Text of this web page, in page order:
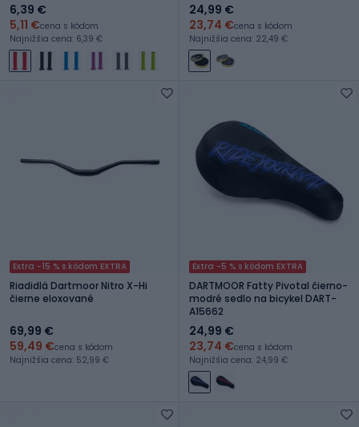
6,39 €
5,11 €cena s kódom
Najnižšia cena: 6,39 €
24,99 €
23,74 €cena s kódom
Najnižšia cena: 22,49 €
Extra -15 % s kódom EXTRA
Riadidlá Dartmoor Nitro X-Hi
čierne eloxované
69,99 €
59,49 €cena s kódom
Najnižšia cena: 52,99 €
Extra -5 % s kódom EXTRA
DARTMOOR Fatty Pivotal čierno-
modré sedlo na bicykel DART-
A15662
24,99 €
23,74 €cena s kódom
Najnižšia cena: 24,99 €